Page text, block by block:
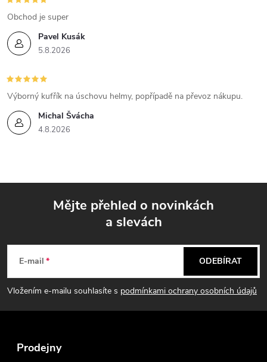
v
k
y
v
ý
p
s
Pavel Kusák
5.8.2026
Obchod je super
Michal Švácha
4.8.2026
Výborný kufřík na úschovu helmy, popřípadě na převoz nákupu.
p
Mějte přehled o novinkách
a slevách
E-mail
Vložením e-mailu souhlasíte s podmínkami ochrany osobních údajů
ODEBÍRAT
Prodejny